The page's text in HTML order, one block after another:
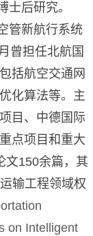
士后研究。
管新航行系统
曾担任北航国
括航空交通网
化算法等。主
目、中德国际
点项目和重大
文150余篇，其
输工程领域权
on Intelligent